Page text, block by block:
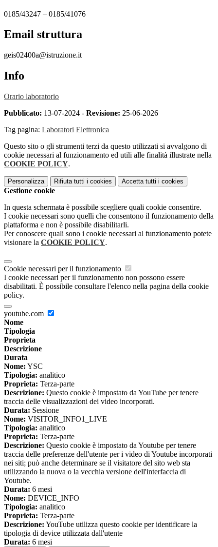
0185/43247 – 0185/41076
Email struttura
geis02400a@istruzione.it
Info
Orario laboratorio
Pubblicato: 13-07-2024 - Revisione: 25-06-2026
Tag pagina: Laboratori Elettronica
Questo sito o gli strumenti terzi da questo utilizzati si avvalgono di
cookie necessari al funzionamento ed utili alle finalità illustrate nella
COOKIE POLICY.
Personalizza Rifiuta tutti i cookies Accetta tutti i cookies
Gestione cookie
In questa schermata è possibile scegliere quali cookie consentire.
I cookie necessari sono quelli che consentono il funzionamento della
piattaforma e non è possibile disabilitarli.
Per conoscere quali sono i cookie necessari al funzionamento potete
visionare la COOKIE POLICY.
Cookie necessari per il funzionamento
I cookie necessari per il funzionamento non possono essere
disabilitati. È possibile consultare l'elenco nella pagina della cookie
policy.
youtube.com
Nome
Tipologia
Proprieta
Descrizione
Durata
Nome: YSC
Tipologia: analitico
Proprieta: Terza-parte
Descrizione: Questo cookie è impostato da YouTube per tenere
traccia delle visualizzazioni dei video incorporati.
Durata: Sessione
Nome: VISITOR_INFO1_LIVE
Tipologia: analitico
Proprieta: Terza-parte
Descrizione: Questo cookie è impostato da Youtube per tenere
traccia delle preferenze dell'utente per i video di Youtube incorporati
nei siti; può anche determinare se il visitatore del sito web sta
utilizzando la nuova o la vecchia versione dell'interfaccia di
Youtube.
Durata: 6 mesi
Nome: DEVICE_INFO
Tipologia: analitico
Proprieta: Terza-parte
Descrizione: YouTube utilizza questo cookie per identificare la
tipologia di device utilizzata dall'utente
Durata: 6 mesi